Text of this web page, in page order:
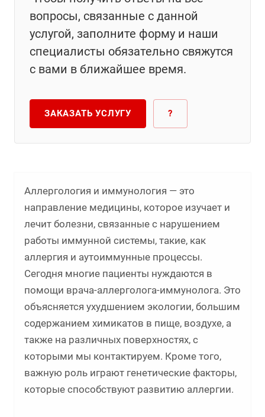
вопросы, связанные с данной
услугой, заполните форму и наши
специалисты обязательно свяжутся
с вами в ближайшее время.
ЗАКАЗАТЬ УСЛУГУ ?
Аллергология и иммунология — это
направление медицины, которое изучает и
лечит болезни, связанные с нарушением
работы иммунной системы, такие, как
аллергия и аутоиммунные процессы.
Сегодня многие пациенты нуждаются в
помощи врача-аллерголога-иммунолога. Это
объясняется ухудшением экологии, большим
содержанием химикатов в пище, воздухе, а
также на различных поверхностях, с
которыми мы контактируем. Кроме того,
важную роль играют генетические факторы,
которые способствуют развитию аллергии.